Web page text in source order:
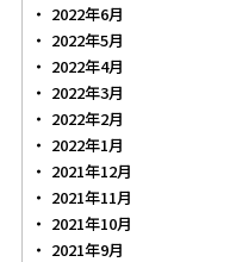
2022年6月
2022年5月
2022年4月
2022年3月
2022年2月
2022年1月
2021年12月
2021年11月
2021年10月
2021年9月